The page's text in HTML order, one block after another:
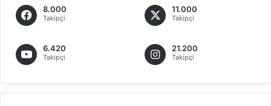
8.000
Takipçi
11.000
Takipçi
6.420
Takipçi
21.200
Takipçi